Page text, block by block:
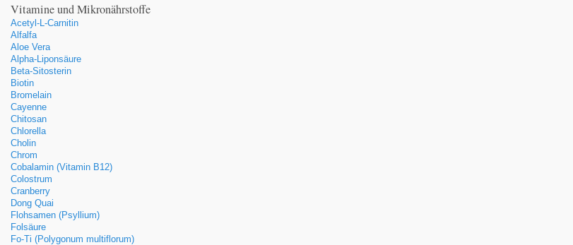
Vitamine und Mikronährstoffe
Acetyl-L-Carnitin
Alfalfa
Aloe Vera
Alpha-Liponsäure
Beta-Sitosterin
Biotin
Bromelain
Cayenne
Chitosan
Chlorella
Cholin
Chrom
Cobalamin (Vitamin B12)
Colostrum
Cranberry
Dong Quai
Flohsamen (Psyllium)
Folsäure
Fo-Ti (Polygonum multiflorum)